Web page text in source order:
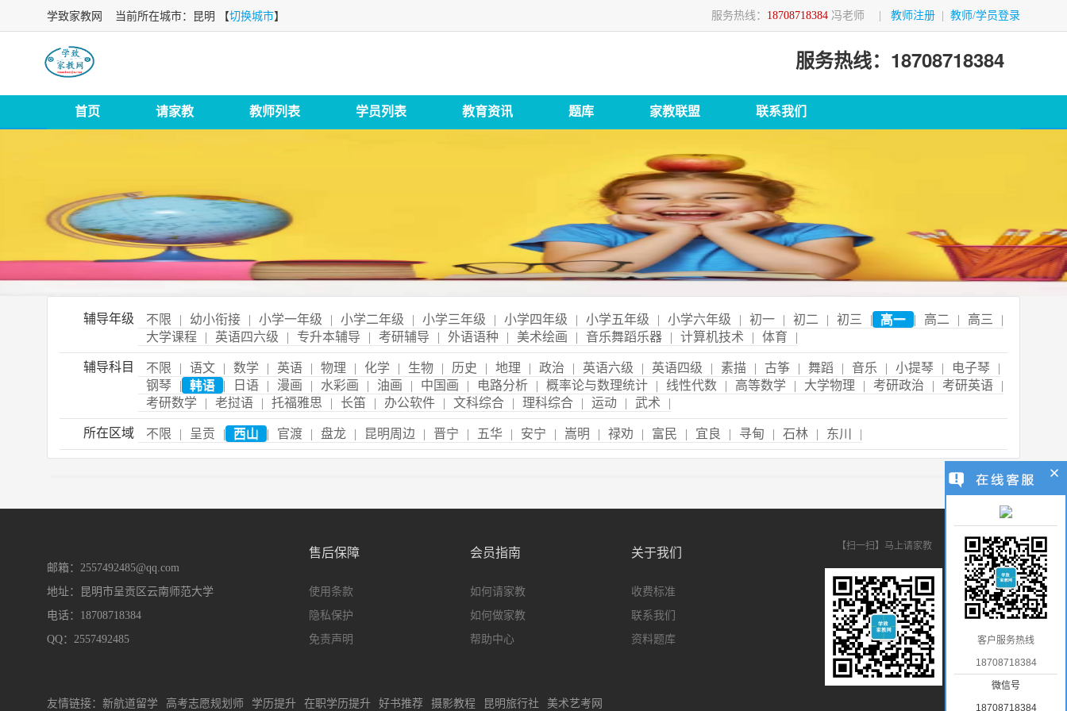
服务热线： 18708718384 冯老师 教师注册 教师/学员登录
学致家教网 当前所在城市：昆明 【切换城市】
服务热线：18708718384
首页 请家教 教师列表 学员列表 教育资讯 题库 家教联盟 联系我们
辅导年级 不限 | 幼小衔接 | 小学一年级 | 小学二年级 | 小学三年级 | 小学四年级 | 小学五年级 | 小学六年级 | 初一 | 初二 | 初三 | 高一 | 高二 | 高三
|
大学课程
| 英语四六级 | 专升本辅导 | 考研辅导 | 外语语种 | 美术绘画 | 音乐舞蹈乐器 | 计算机技术 | 体育 |
辅导科目 不限 | 语文 | 数学 | 英语 | 物理 | 化学 | 生物 | 历史 | 地理 | 政治 | 英语六级 | 英语四级 | 素描 | 古筝 | 舞蹈 | 音乐 | 小提琴 | 电子琴
|
钢琴
| 韩语 | 日语 | 漫画 | 水彩画 | 油画 | 中国画 | 电路分析 | 概率论与数理统计 | 线性代数 | 高等数学 | 大学物理 | 考研政治 | 考研英语
|
考研数学
| 老挝语 | 托福雅思 | 长笛 | 办公软件 | 文科综合 | 理科综合 | 运动 | 武术 |
所在区域 不限 | 呈贡 | 西山 | 官渡 | 盘龙 | 昆明周边 | 晋宁 | 五华 | 安宁 | 嵩明 | 禄劝 | 富民 | 宜良 | 寻甸 | 石林 | 东川 |
邮箱：2557492485@qq.com
地址：昆明市呈贡区云南师范大学
电话：18708718384
QQ：2557492485
售后保障
使用条款
隐私保护
免责声明
会员指南
如何请家教
如何做家教
帮助中心
关于我们
收费标准
联系我们
资料题库
【扫一扫】马上请家教
友情链接： 新航道留学 高考志愿规划师 学历提升 在职学历提升 好书推荐 摄影教程 昆明旅行社 美术艺考网
客户服务热线
18708718384
微信号
18708718384